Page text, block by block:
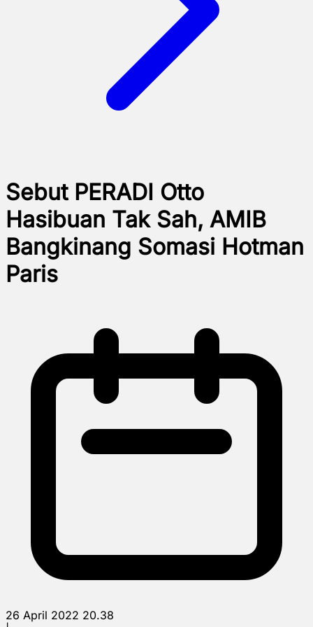
Sebut PERADI Otto
Hasibuan Tak Sah, AMIB
Bangkinang Somasi Hotman
Paris
26 April 2022 20.38